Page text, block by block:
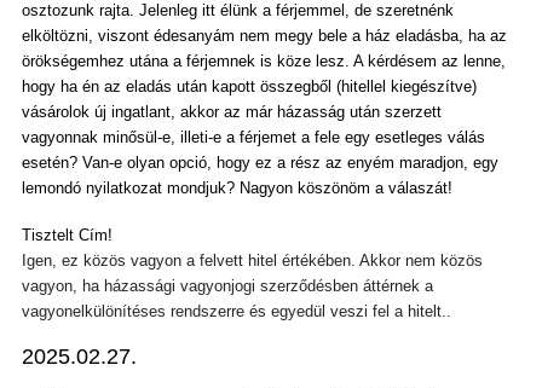
osztozunk rajta. Jelenleg itt élünk a férjemmel, de szeretnénk
elköltözni, viszont édesanyám nem megy bele a ház eladásba, ha az
örökségemhez utána a férjemnek is köze lesz. A kérdésem az lenne,
hogy ha én az eladás után kapott összegből (hitellel kiegészítve)
vásárolok új ingatlant, akkor az már házasság után szerzett
vagyonnak minősül-e, illeti-e a férjemet a fele egy esetleges válás
esetén? Van-e olyan opció, hogy ez a rész az enyém maradjon, egy
lemondó nyilatkozat mondjuk? Nagyon köszönöm a válaszát!
Tisztelt Cím!
Igen, ez közös vagyon a felvett hitel értékében. Akkor nem közös
vagyon, ha házassági vagyonjogi szerződésben áttérnek a
vagyonelkülönítéses rendszerre és egyedül veszi fel a hitelt..
2025.02.27.